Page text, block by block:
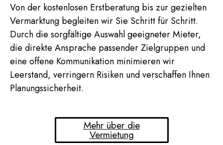
Von der kostenlosen Erstberatung bis zur gezielten
Vermarktung begleiten wir Sie Schritt für Schritt.
Durch die sorgfältige Auswahl geeigneter Mieter,
die direkte Ansprache passender Zielgruppen und
eine offene Kommunikation minimieren wir
Leerstand, verringern Risiken und verschaffen Ihnen
Planungssicherheit.
Mehr über die
Vermietung